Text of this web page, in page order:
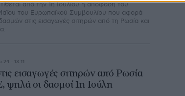
από την 1η Ιουλίου η απόφαση του
του Ευρωπαϊκού Συμβουλίου που αφορά
στις εισαγωγές σιτηρών από τη Ρωσία και
- 13:11
εισαγωγές σιτηρών από Ρωσία
ψηλά οι δασμοί 1η Ιούλη